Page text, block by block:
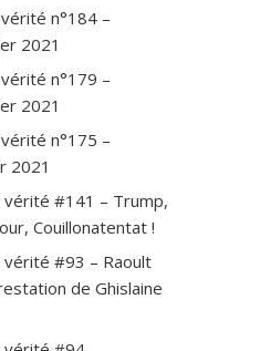
n°184 –
2021
n°179 –
2021
n°175 –
2021
vérité #141 – Trump,
Couillonatentat !
vérité #93 – Raoult
de Ghislaine